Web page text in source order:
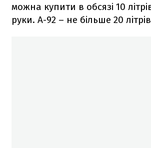
можна купити в обсязі 10
руки. А-92 – не більше 20